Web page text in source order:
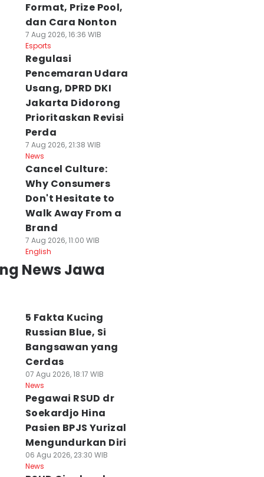
Format, Prize Pool,
dan Cara Nonton
7 Aug 2026, 16:36 WIB
Esports
Regulasi
Pencemaran Udara
Usang, DPRD DKI
Jakarta Didorong
Prioritaskan Revisi
Perda
7 Aug 2026, 21:38 WIB
News
Cancel Culture:
Why Consumers
Don't Hesitate to
Walk Away From a
Brand
7 Aug 2026, 11:00 WIB
English
News Jawa
5 Fakta Kucing
Russian Blue, Si
Bangsawan yang
Cerdas
07 Agu 2026, 18:17 WIB
News
Pegawai RSUD dr
Soekardjo Hina
Pasien BPJS Yurizal
Mengundurkan Diri
06 Agu 2026, 23:30 WIB
News